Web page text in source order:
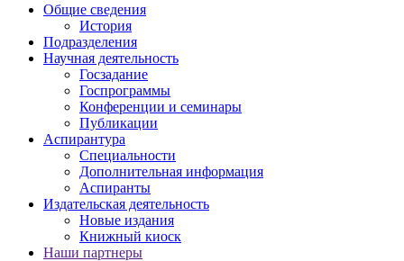
Общие сведения
История
Подразделения
Научная деятельность
Госзадание
Госпрограммы
Конференции и семинары
Публикации
Аспирантура
Специальности
Дополнительная информация
Аспиранты
Издательская деятельность
Новые издания
Книжный киоск
Наши партнеры